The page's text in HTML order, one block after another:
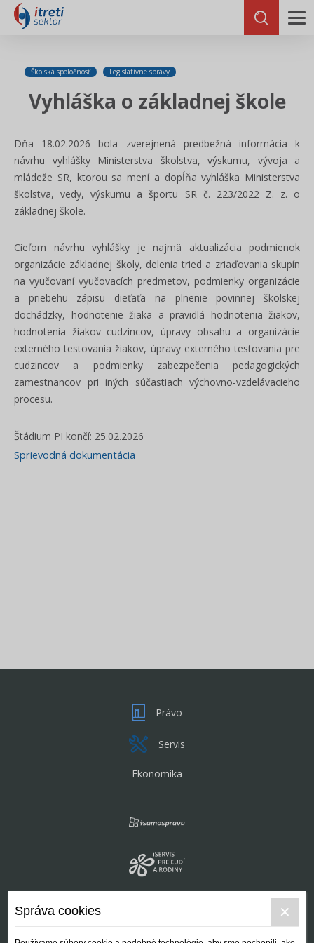
Školská spoločnosť Legislatívne správy
Vyhláška o základnej škole
Dňa 18.02.2026 bola zverejnená predbežná informácia k
návrhu vyhlášky Ministerstva školstva, výskumu, vývoja a
mládeže SR, ktorou sa mení a dopĺňa vyhláška Ministerstva
školstva, vedy, výskumu a športu SR č. 223/2022 Z. z. o
základnej škole.
Cieľom návrhu vyhlášky je najmä aktualizácia podmienok
organizácie základnej školy, delenia tried a zriaďovania skupín
na vyučovaní vyučovacích predmetov, podmienky organizácie
a priebehu zápisu dieťaťa na plnenie povinnej školskej
dochádzky, hodnotenie žiaka a pravidlá hodnotenia žiakov,
hodnotenia žiakov cudzincov, úpravy obsahu a organizácie
externého testovania žiakov, úpravy externého testovania pre
cudzincov a podmienky zabezpečenia pedagogických
zamestnancov pri iných súčastiach výchovno-vzdelávacieho
procesu.
Štádium PI končí: 25.02.2026
Sprievodná dokumentácia
Právo
Servis
Ekonomika
Správa cookies